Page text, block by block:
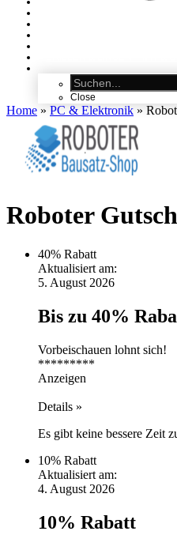
Close
Home » PC & Elektronik »
Roboter
40% Rabatt
Aktualisiert am:
5. August 2026
Bis zu 40%
Vorbeischauen lohnt sich!
*********
Anzeigen
Details »
Es gibt keine bessere Zeit
10% Rabatt
Aktualisiert am:
4. August 2026
10% Rabatt